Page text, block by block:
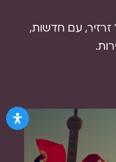
זרזיר, עם חדשות,